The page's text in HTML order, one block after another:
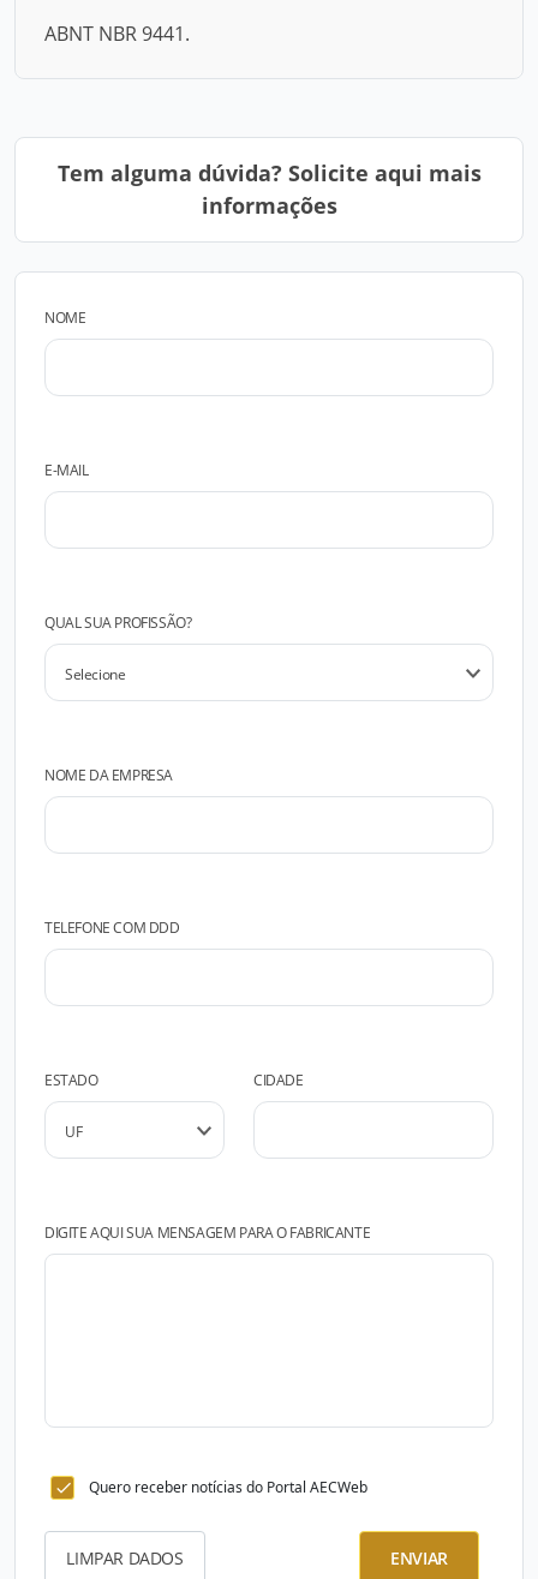
ABNT NBR 9441.
Tem alguma dúvida? Solicite aqui mais
informações
NOME
E-MAIL
QUAL SUA PROFISSÃO?
NOME DA EMPRESA
TELEFONE COM DDD
ESTADO CIDADE
DIGITE AQUI SUA MENSAGEM PARA O FABRICANTE
Quero receber notícias do Portal AECWeb
LIMPAR DADOS ENVIAR